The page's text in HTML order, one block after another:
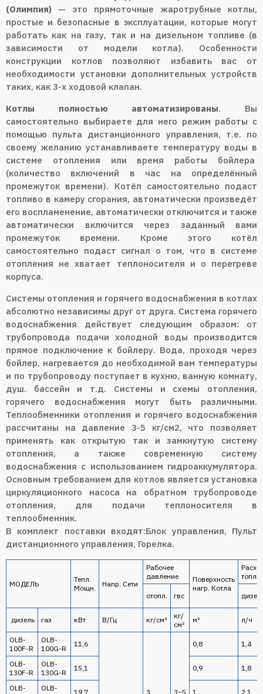
(Олимпия) — это прямоточные жаротрубные котлы,
простые и безопасные в эксплуатации, которые могут
работать как на газу, так и на дизельном топливе (в
зависимости от модели котла). Особенности
конструкции котлов позволяют избавить вас от
необходимости установки дополнительных устройств
таких, как 3-х ходовой клапан.
Котлы полностью автоматизированы. Вы
самостоятельно выбираете для него режим работы с
помощью пульта дистанционного управления, т.е. по
своему желанию устанавливаете температуру воды в
системе отопления или время работы бойлера
(количество включений в час на определённый
промежуток времени). Котёл самостоятельно подаст
топливо в камеру сгорания, автоматически произведёт
его воспламенение, автоматически отключится и также
автоматически включится через заданный вами
промежуток времени. Кроме этого котёл
самостоятельно подаст сигнал о том, что в системе
отопления не хватает теплоносителя и о перегреве
корпуса.
Системы отопления и горячего водоснабжения в котлах
абсолютно независимы друг от друга. Система горячего
водоснабжения действует следующим образом: от
трубопровода подачи холодной воды производится
прямое подключение к бойлеру. Вода, проходя через
бойлер, нагревается до необходимой вам температуры
и по трубопроводу поступает в кухню, ванную комнату,
душ. бассейн и т.д. Системы и схемы отопления,
горячего водоснабжения могут быть различными.
Теплообменники отопления и горячего водоснабжения
рассчитаны на давление 3-5 кг/см2, что позволяет
применять как открытую так и замкнутую систему
отопления, а также современную систему
водоснабжения с использованием гидроаккумулятора.
Основным требованием для котлов является установка
циркуляционного насоса на обратном трубопроводе
отопления, для подачи теплоносителя в
теплообменник.
В комплект поставки входят:Блок управления, Пульт
дистанционного управления, Горелка.
МОДЕЛЬ
Тепл.
Мощн.
Напр. Сети
Рабочее
давление
Поверхность
нагр. Котла
отопл. гвс
дизель газ кВт В/Гц кг/см²
кг/
см²
м² л/ч
OLB-
100F-R
OLB-
100G-R
11,6
3 3~5
0,8 1,4
OLB-
130F-R
OLB-
130G-R
15,1 0,9 1,8
OLB-
OLB-
19,7 1 2,1